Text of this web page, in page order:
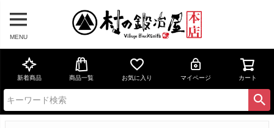
MENU
新着商品 商品一覧 お気に入り マイページ カート